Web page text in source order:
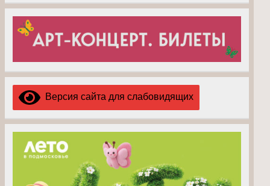
Версия сайта для слабовидящих